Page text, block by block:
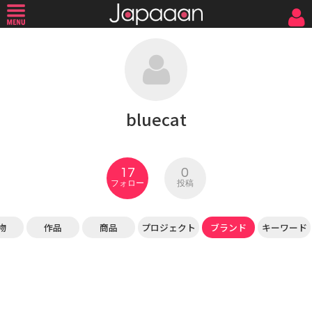
bluecat
17
フォロー
0
投稿
作品 商品 プロジェクト ブランド キーワード